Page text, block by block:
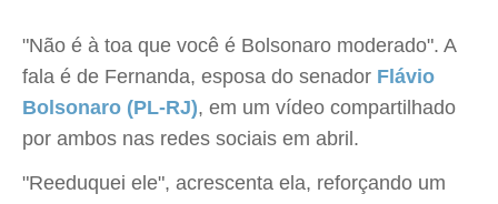
"Não é à toa que você é Bolsonaro moderado". A
fala é de Fernanda, esposa do senador Flávio
Bolsonaro (PL-RJ), em um vídeo compartilhado
por ambos nas redes sociais em abril.
"Reeduquei ele", acrescenta ela, reforçando um